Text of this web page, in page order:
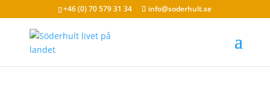
+46 (0) 70 579 31 34 info@soderhult.se